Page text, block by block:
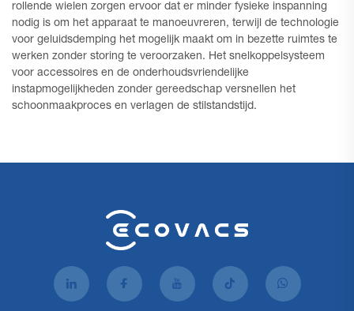
rollende wielen zorgen ervoor dat er minder fysieke inspanning
nodig is om het apparaat te manoeuvreren, terwijl de technologie
voor geluidsdemping het mogelijk maakt om in bezette ruimtes te
werken zonder storing te veroorzaken. Het snelkoppelsysteem
voor accessoires en de onderhoudsvriendelijke
instapmogelijkheden zonder gereedschap versnellen het
schoonmaakproces en verlagen de stilstandstijd.